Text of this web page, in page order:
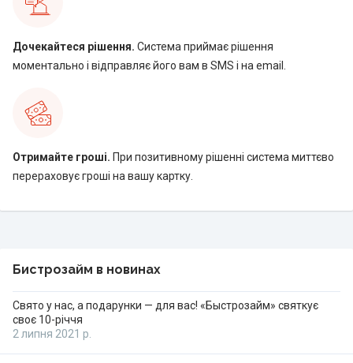
Дочекайтеся рішення. Система приймає рішення
моментально і відправляє його вам в SMS і на email.
Отримайте гроші. При позитивному рішенні система миттєво
перераховує гроші на вашу картку.
Бистрозайм в новинах
Свято у нас, а подарунки — для вас! «Быстрозайм» святкує
своє 10-річчя
2 липня 2021 р.